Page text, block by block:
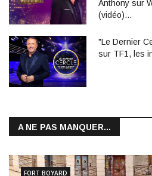
Anthony sur
(vidéo)…
"Le Dernier
sur TF1, les
A NE PAS MANQUER...
FORT BOYARD